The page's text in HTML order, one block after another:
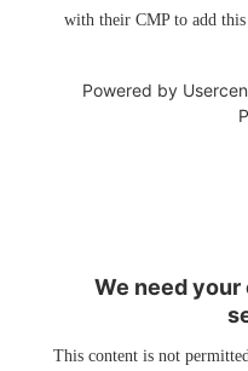
with their CMP to add
Powered by
We need
This content is not